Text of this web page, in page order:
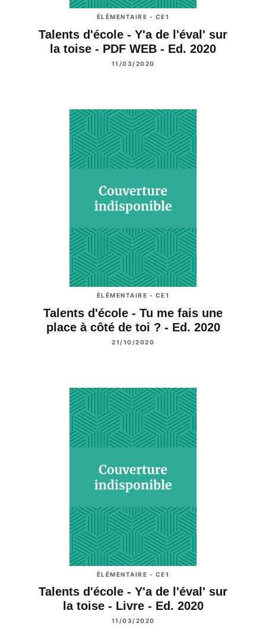
ÉLÉMENTAIRE - CE1
Talents d'école - Y'a de l'éval' sur
la toise - PDF WEB - Ed. 2020
11/03/2020
ÉLÉMENTAIRE - CE1
Talents d'école - Tu me fais une
place à côté de toi ? - Ed. 2020
21/10/2020
ÉLÉMENTAIRE - CE1
Talents d'école - Y'a de l'éval' sur
la toise - Livre - Ed. 2020
11/03/2020